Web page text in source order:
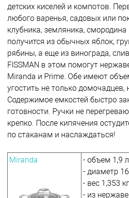
детских киселей и компотов.
любого варенья, садовых или
клубника, земляника,
получится из обычных яблок,
рябины, а еще из винограда,
FISSMAN в этом помогут
Miranda и Prime. Обе имеют
угостить не только домочадцев,
Содержимое емкостей быстро
готовности. Ручки не
крепко. После кипячения
по стаканам и наслаждаться!
Miranda
- объем 1,9 л
- диаметр
- вес 1,353 кг
- из